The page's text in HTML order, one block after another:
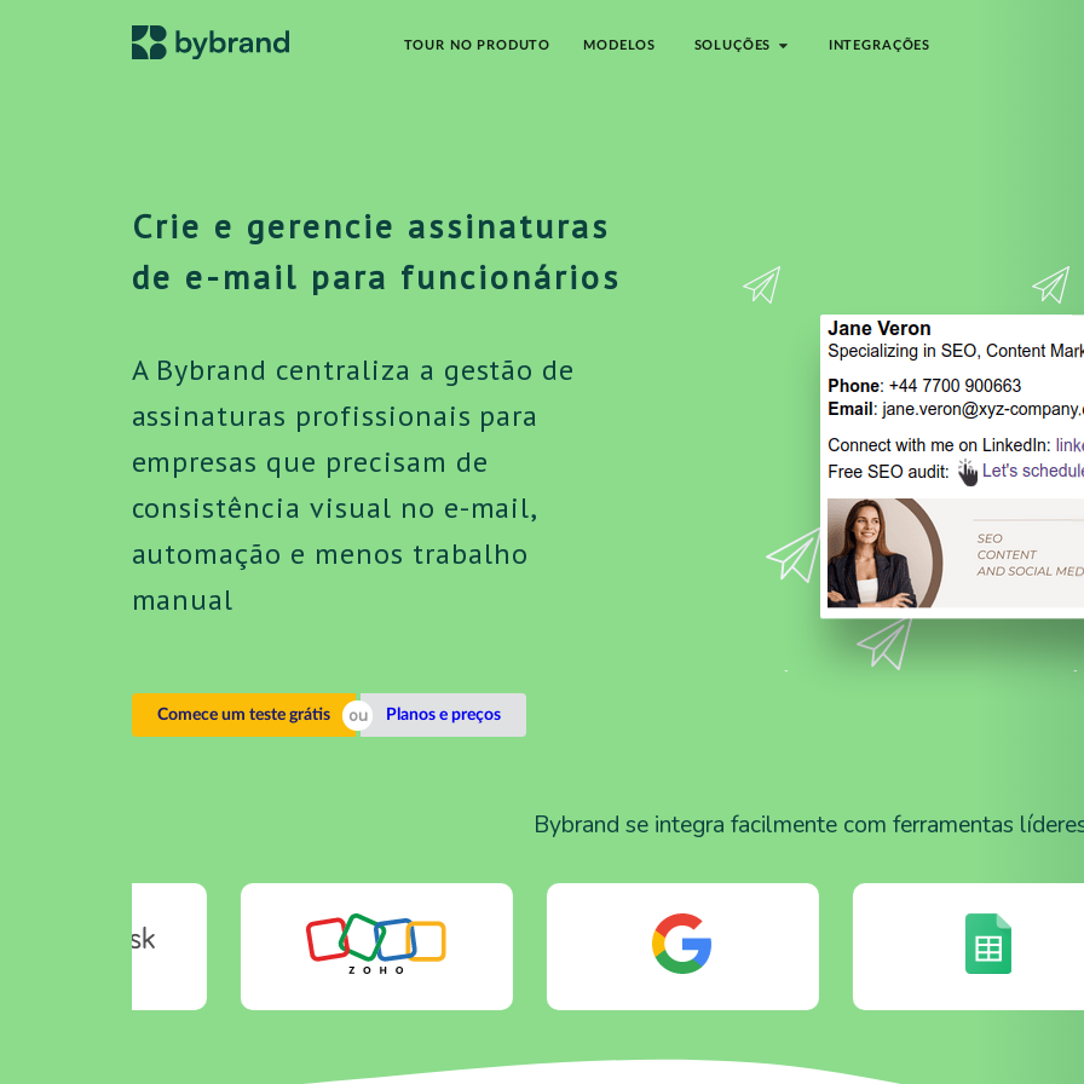
TOUR NO PRODUTO MODELOS SOLUÇÕES INTEGRAÇÕES
Crie e gerencie assinaturas
de e-mail para funcionários
A Bybrand centraliza a gestão de
assinaturas profissionais para
empresas que precisam de
consistência visual no e-mail,
automação e menos trabalho
manual
Comece um teste grátis Planos e preços
Bybrand se integra facilmente com ferramentas